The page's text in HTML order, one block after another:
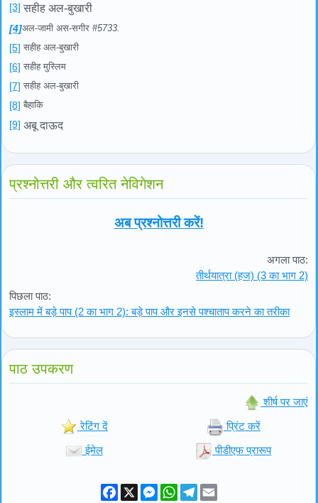
[3] सहीह अल-बुखारी
[4]अल-जामी अस-सगीर #5733.
[5] सहीह अल-बुखारी
[6] सहीह मुस्लिम
[7] सहीह अल-बुखारी
[8] बैहाकि
[9] अबू दाऊद
प्रश्नोत्तरी और त्वरित नेविगेशन
अब प्रश्नोत्तरी करें!
पिछला पाठ:
इस्लाम में बड़े पाप (2 का भाग 2): बड़े पाप और इनसे पश्चाताप करने का तरीका
अगला पाठ:
तीर्थयात्रा (हज) (3 का भाग 2)
पाठ उपकरण
शीर्ष पर जाएं
रेटिंग दें प्रिंट करें
ईमेल पीडीएफ प्रारूप
Facebook
X Messenger
WhatsApp
Telegram